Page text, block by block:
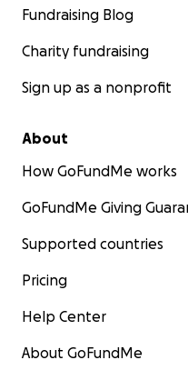
Fundraising Blog
Charity fundraising
Sign up as a nonprofit
About
How GoFundMe works
GoFundMe Giving
Supported countries
Pricing
Help Center
About GoFundMe